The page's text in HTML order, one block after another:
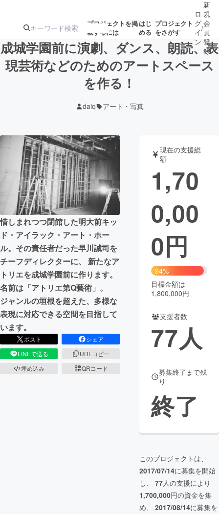
プロジェクトを掲
載するには
はじ
める
プロジェクト
をさがす
注目の新着プロ
ジェクト
募集終了が近いプ
テクノロジー・ガジェット
映像・映画 書籍・雑誌
ビジネス・起業 チャレンジ
まちづくり・地域活性化
CAMPFIRE for Social Good
CAMPFIRE Creation
CAMPFIREふるさと納税
コミュニティ
ロ
グ
イ
ン
/
新
規
会
員
登
録
成城学園前に演劇、ダンス、朗読、表
現芸術などのためのアートスペース
を作る！
daiq アート・写真
惜しまれつつ閉館した明大前キッ
ド・アイラック・アート・ホー
ル。その責任者だった早川誠司を
チーフディレクターに、 新たなア
トリエを成城学園前に作ります。
名前は「アトリエ第Q藝術」。
ジャンルの垣根を超えた、多様な
表現に対応できる空間を目指して
います。
ポスト
シェア
LINEで送る
URLコピー
埋め込み
QRコード
現在の支援総
額
1,70
0,00
0円
94%
目標金額は
1,800,000円
支援者数
77人
募集終了まで残
り
終了
このプロジェクトは、
2017/07/14に募集を開始
し、 77人の支援により
1,700,000円の資金を集
め、 2017/08/14に募集を